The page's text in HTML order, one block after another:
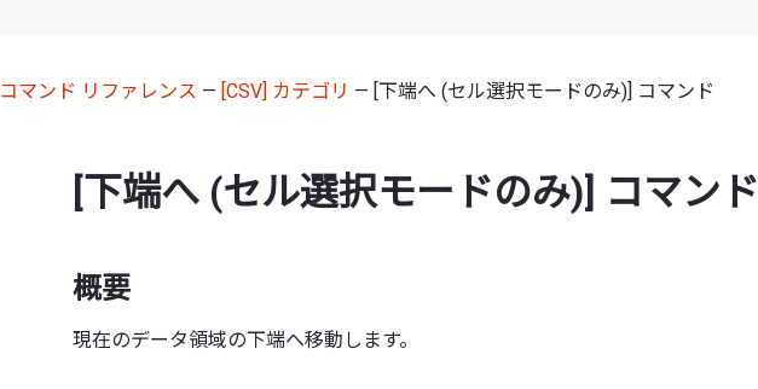
コマンド リファレンス — [CSV] カテゴリ — [下端へ (セル選択モードのみ)] コマンド
[下端へ (セル選択モードのみ)] コマンド
概要
現在のデータ領域の下端へ移動します。